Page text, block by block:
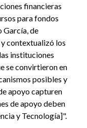
financieras
para fondos
García, de
contextualizó los
instituciones
se convirtieron en
posibles y
apoyo capturen
de apoyo deben
y Tecnología]".